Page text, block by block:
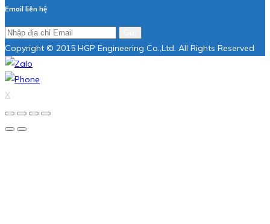
Email liên hệ
Copyright © 2015 HGP Engineering Co.,Ltd. All Rights Reserved
X